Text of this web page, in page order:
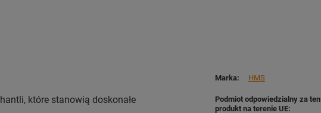
które stanowią doskonałe
Marka HMS
Podmiot odpowiedzialny za ten
produkt na terenie UE